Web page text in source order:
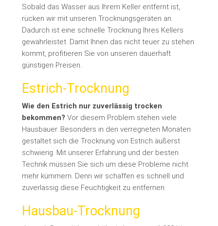
Sobald das Wasser aus Ihrem Keller entfernt ist,
rücken wir mit unseren Trocknungsgeräten an.
Dadurch ist eine schnelle Trocknung Ihres Kellers
gewährleistet. Damit Ihnen das nicht teuer zu stehen
kommt, profitieren Sie von unseren dauerhaft
günstigen Preisen.
Estrich-Trocknung
Wie den Estrich nur zuverlässig trocken
bekommen? Vor diesem Problem stehen viele
Hausbauer. Besonders in den verregneten Monaten
gestaltet sich die Trocknung von Estrich äußerst
schwierig. Mit unserer Erfahrung und der besten
Technik müssen Sie sich um diese Probleme nicht
mehr kümmern. Denn wir schaffen es schnell und
zuverlässig diese Feuchtigkeit zu entfernen.
Hausbau-Trocknung